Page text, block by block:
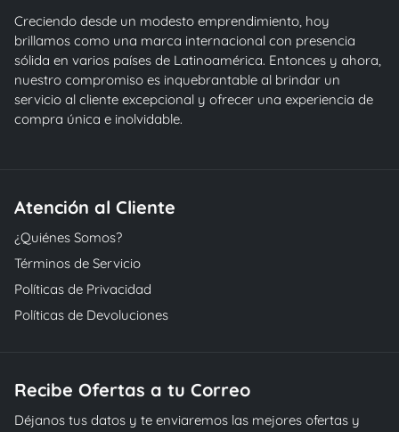
Creciendo desde un modesto emprendimiento, hoy
brillamos como una marca internacional con presencia
sólida en varios países de Latinoamérica. Entonces y ahora,
nuestro compromiso es inquebrantable al brindar un
servicio al cliente excepcional y ofrecer una experiencia de
compra única e inolvidable.
Atención al Cliente
¿Quiénes Somos?
Términos de Servicio
Políticas de Privacidad
Políticas de Devoluciones
Recibe Ofertas a tu Correo
Déjanos tus datos y te enviaremos las mejores ofertas y